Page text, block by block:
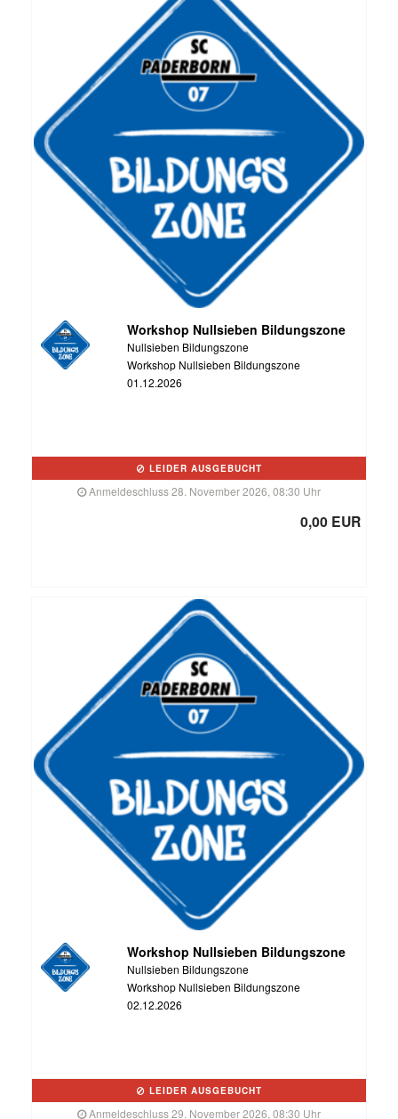
Workshop Nullsieben Bildungszone
Nullsieben Bildungszone
Workshop Nullsieben Bildungszone
01.12.2026
LEIDER AUSGEBUCHT
Anmeldeschluss 28. November 2026, 08:30 Uhr
0,00 EUR
Workshop Nullsieben Bildungszone
Nullsieben Bildungszone
Workshop Nullsieben Bildungszone
02.12.2026
LEIDER AUSGEBUCHT
Anmeldeschluss 29. November 2026, 08:30 Uhr